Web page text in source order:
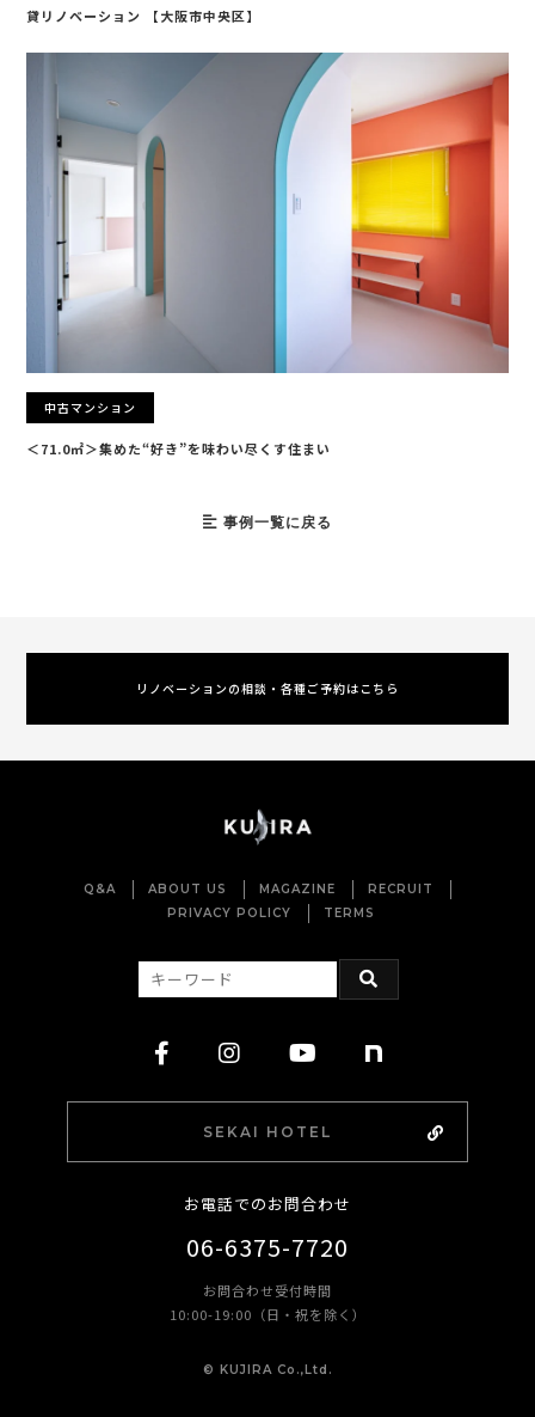
貸リノベーション 【大阪市中央区】
中古マンション
＜71.0㎡＞集めた“好き”を味わい尽くす住まい
事例一覧に戻る
リノベーションの相談・各種ご予約はこちら
Q&A ABOUT US MAGAZINE
RECRUIT
PRIVACY POLICY
TERMS
SEKAI HOTEL
お電話でのお問合わせ
06-6375-7720
お問合わせ受付時間
10:00-19:00（日・祝を除く）
©︎ KUJIRA Co.,Ltd.